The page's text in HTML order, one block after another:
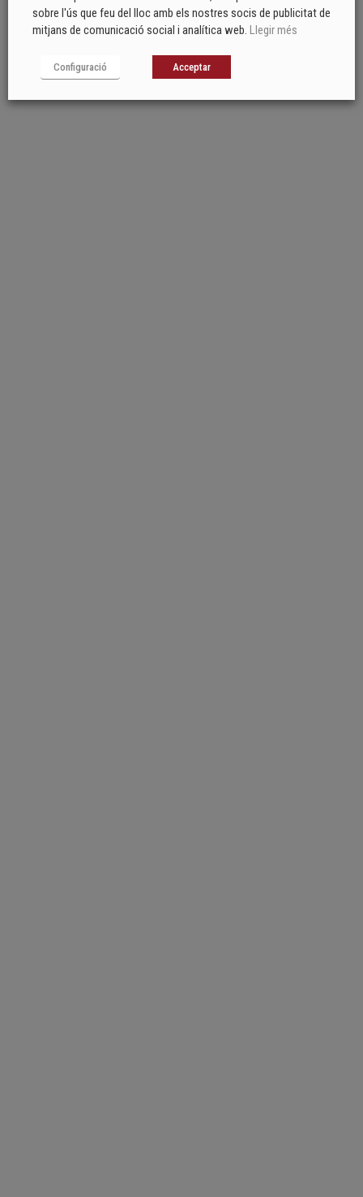
sobre l'ús que feu del lloc amb els nostres socis de publicitat de
mitjans de comunicació social i analítica web. Llegir més
Configuració Acceptar